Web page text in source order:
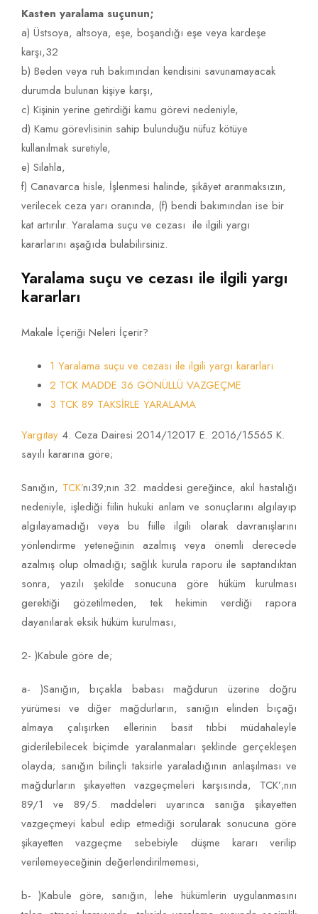
Kasten yaralama suçunun;
a) Üstsoya, altsoya, eşe, boşandığı eşe veya kardeşe
karşı,32
b) Beden veya ruh bakımından kendisini savunamayacak
durumda bulunan kişiye karşı,
c) Kişinin yerine getirdiği kamu görevi nedeniyle,
d) Kamu görevlisinin sahip bulunduğu nüfuz kötüye
kullanılmak suretiyle,
e) Silahla,
f) Canavarca hisle, İşlenmesi halinde, şikâyet aranmaksızın,
verilecek ceza yarı oranında, (f) bendi bakımından ise bir
kat artırılır. Yaralama suçu ve cezası ile ilgili yargı
kararlarını aşağıda bulabilirsiniz.
Yaralama suçu ve cezası ile ilgili yargı
kararları
Makale İçeriği Neleri İçerir?
1 Yaralama suçu ve cezası ile ilgili yargı kararları
2 TCK MADDE 36 GÖNÜLLÜ VAZGEÇME
3 TCK 89 TAKSİRLE YARALAMA
Yargıtay 4. Ceza Dairesi 2014/12017 E. 2016/15565 K.
sayılı kararına göre;
Sanığın, TCK’nı39;nın 32. maddesi gereğince, akıl hastalığı
nedeniyle, işlediği fiilin hukuki anlam ve sonuçlarını algılayıp
algılayamadığı veya bu fiille ilgili olarak davranışlarını
yönlendirme yeteneğinin azalmış veya önemli derecede
azalmış olup olmadığı; sağlık kurula raporu ile saptandıktan
sonra, yazılı şekilde sonucuna göre hüküm kurulması
gerektiği gözetilmeden, tek hekimin verdiği rapora
dayanılarak eksik hüküm kurulması,
2- )Kabule göre de;
a- )Sanığın, bıçakla babası mağdurun üzerine doğru
yürümesi ve diğer mağdurların, sanığın elinden bıçağı
almaya çalışırken ellerinin basit tıbbi müdahaleyle
giderilebilecek biçimde yaralanmaları şeklinde gerçekleşen
olayda; sanığın bilinçli taksirle yaraladığının anlaşılması ve
mağdurların şikayetten vazgeçmeleri karşısında, TCK’;nın
89/1 ve 89/5. maddeleri uyarınca sanığa şikayetten
vazgeçmeyi kabul edip etmediği sorularak sonucuna göre
şikayetten vazgeçme sebebiyle düşme kararı verilip
verilemeyeceğinin değerlendirilmemesi,
b- )Kabule göre, sanığın, lehe hükümlerin uygulanmasını